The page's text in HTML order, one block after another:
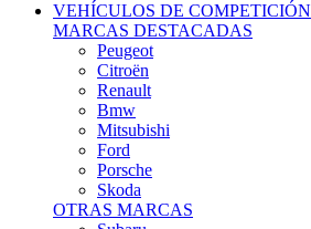
VEHÍCULOS DE COMPETICIÓN
MARCAS DESTACADAS
Peugeot
Citroën
Renault
Bmw
Mitsubishi
Ford
Porsche
Skoda
OTRAS MARCAS